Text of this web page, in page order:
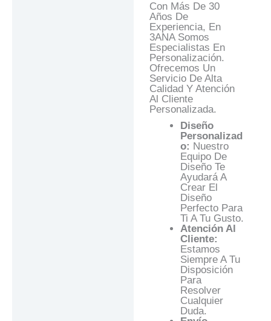
Con Más De 30
Años De
Experiencia, En
3ANA Somos
Especialistas En
Personalización.
Ofrecemos Un
Servicio De Alta
Calidad Y Atención
Al Cliente
Personalizada.
Diseño
Personalizad
O: Nuestro
Equipo De
Diseño Te
Ayudará A
Crear El
Diseño
Perfecto Para
Ti A Tu Gusto.
Atención Al
Cliente:
Estamos
Siempre A Tu
Disposición
Para
Resolver
Cualquier
Duda.